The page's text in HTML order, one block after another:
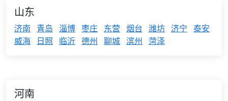
山东
济南 青岛 淄博 枣庄 东营 烟台 潍坊 济宁 泰安
威海
日照 临沂 德州 聊城 滨州 菏泽
河南